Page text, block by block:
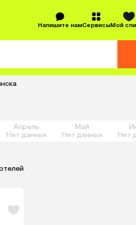
Напишите намСервисыМой
Апрель
Нет данных
Май
Нет данных
Нет